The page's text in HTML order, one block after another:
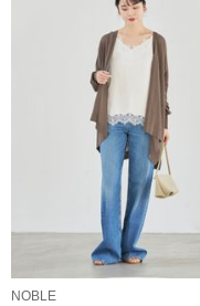
NOBLE